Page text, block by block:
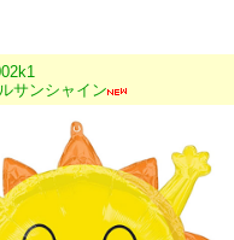
サンシャイン